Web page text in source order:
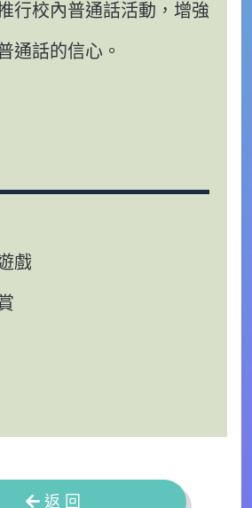
行校內普通話活動，增強
通話的信心。
戲
返 回